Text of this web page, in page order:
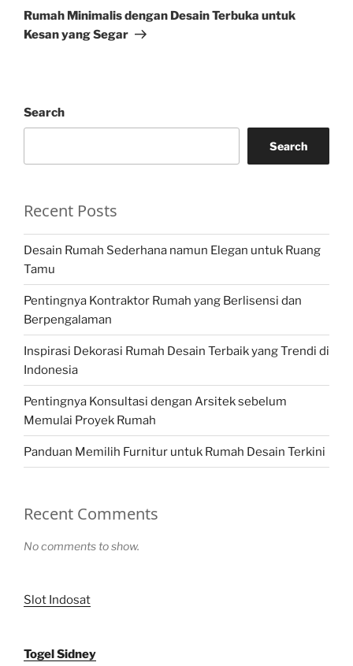
Post
Rumah Minimalis dengan Desain Terbuka untuk
Kesan yang Segar
Search
Search
Recent Posts
Desain Rumah Sederhana namun Elegan untuk Ruang
Tamu
Pentingnya Kontraktor Rumah yang Berlisensi dan
Berpengalaman
Inspirasi Dekorasi Rumah Desain Terbaik yang Trendi di
Indonesia
Pentingnya Konsultasi dengan Arsitek sebelum
Memulai Proyek Rumah
Panduan Memilih Furnitur untuk Rumah Desain Terkini
Recent Comments
No comments to show.
Slot Indosat
Togel Sidney